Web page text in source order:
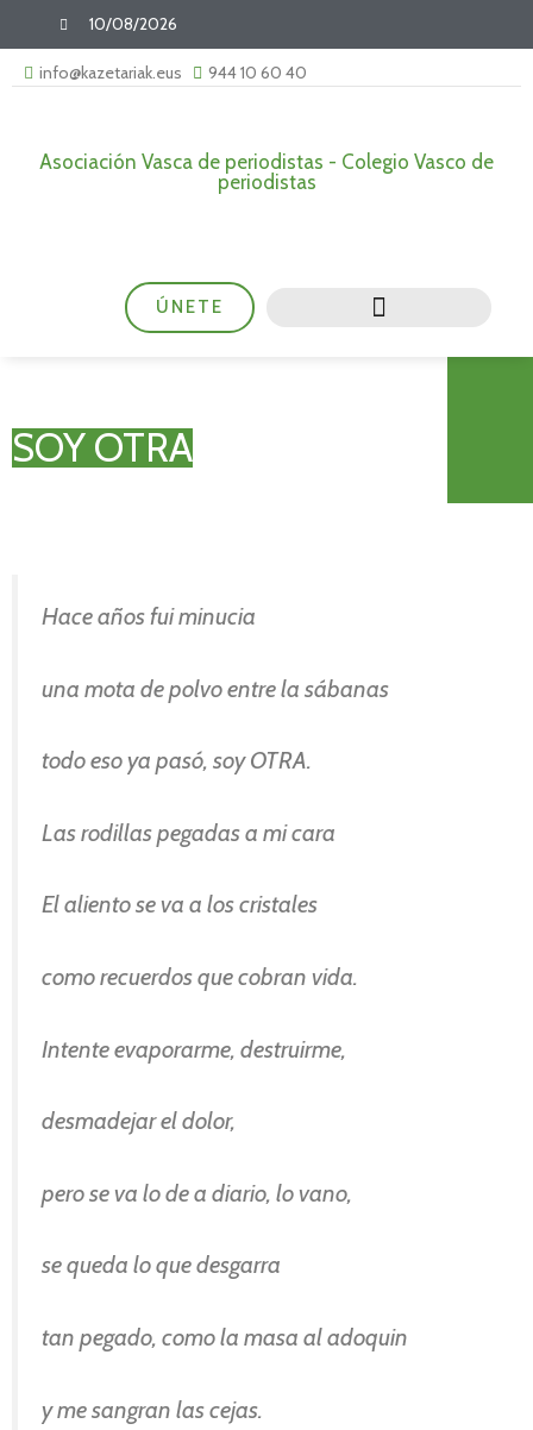
10/08/2026
info@kazetariak.eus 944 10 60 40
Asociación Vasca de periodistas - Colegio Vasco de
periodistas
ÚNETE
SOY OTRA
Hace años fui minucia
una mota de polvo entre la sábanas
todo eso ya pasó, soy OTRA.
Las rodillas pegadas a mi cara
El aliento se va a los cristales
como recuerdos que cobran vida.
Intente evaporarme, destruirme,
desmadejar el dolor,
pero se va lo de a diario, lo vano,
se queda lo que desgarra
tan pegado, como la masa al adoquin
y me sangran las cejas.